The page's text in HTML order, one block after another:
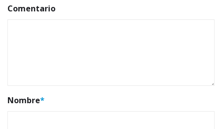
Comentario
Nombre*